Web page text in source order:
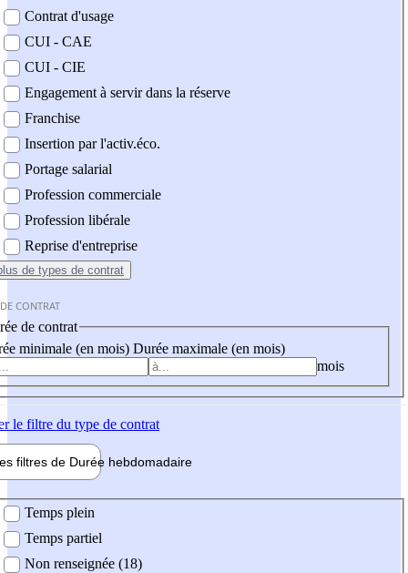
Contrat d'usage
CUI - CAE
CUI - CIE
Engagement à servir dans la réserve
Franchise
Insertion par l'activ.éco.
Portage salarial
Profession commerciale
Profession libérale
Reprise d'entreprise
de types de contrat
CONTRAT
de contrat
minimale (en mois) Durée maximale (en mois)
mois
le filtre du type de contrat
filtres de Durée hebdomadaire
Temps plein
Temps partiel
Non renseignée (18)